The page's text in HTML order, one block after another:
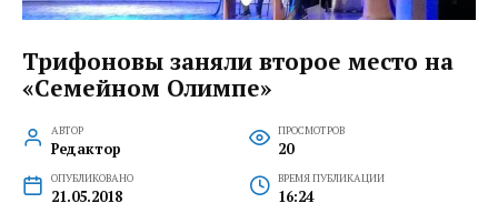
Трифоновы заняли второе место на
«Семейном Олимпе»
АВТОР
Редактор
ПРОСМОТРОВ
20
ОПУБЛИКОВАНО
21.05.2018
ВРЕМЯ ПУБЛИКАЦИИ
16:24